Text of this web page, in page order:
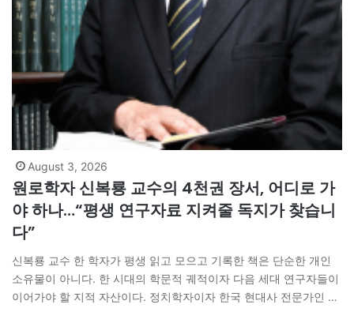
August 3, 2026
원로학자 신복룡 교수의 4천권 장서, 어디로 가
야 하나…“평생 연구자료 지켜줄 독지가 찾습니
다”
신복룡 교수 한 학자가 평생 읽고 모으고 기록한 책은 단순한 개인
소유물이 아니다. 한 시대의 학문적 궤적이자 다음 세대 연구자들이
이어가야 할 지적 자산이다. 정치학자이자 한국 현대사 전문가인 신